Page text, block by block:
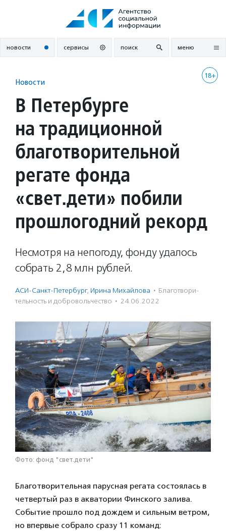
новости сервисы поиск меню
18+
Новости
В Петербурге
на традиционной
благотворительной
регате фонда
«свет.дети» побили
прошлогодний рекорд
Несмотря на непогоду, фонду удалось
собрать 2,8 млн рублей.
АСИ-Санкт-Петербург, Ирина Михайлова · Благотвори­
тель­ность и доброволь­чест­во · 24.06.2022
Фото: фонд "свет.дети"
Благотворительная парусная регата состоялась в
четвертый раз в акватории Финского залива.
Событие прошло под дождем и сильным ветром,
но впервые собрало сразу 11 команд: